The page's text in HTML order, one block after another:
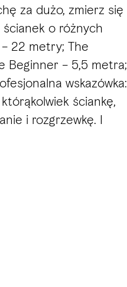
za dużo, zmierz się
o różnych
22 metry; The
Beginner – 5,5 metra;
wskazówka:
ściankę,
i rozgrzewkę. I